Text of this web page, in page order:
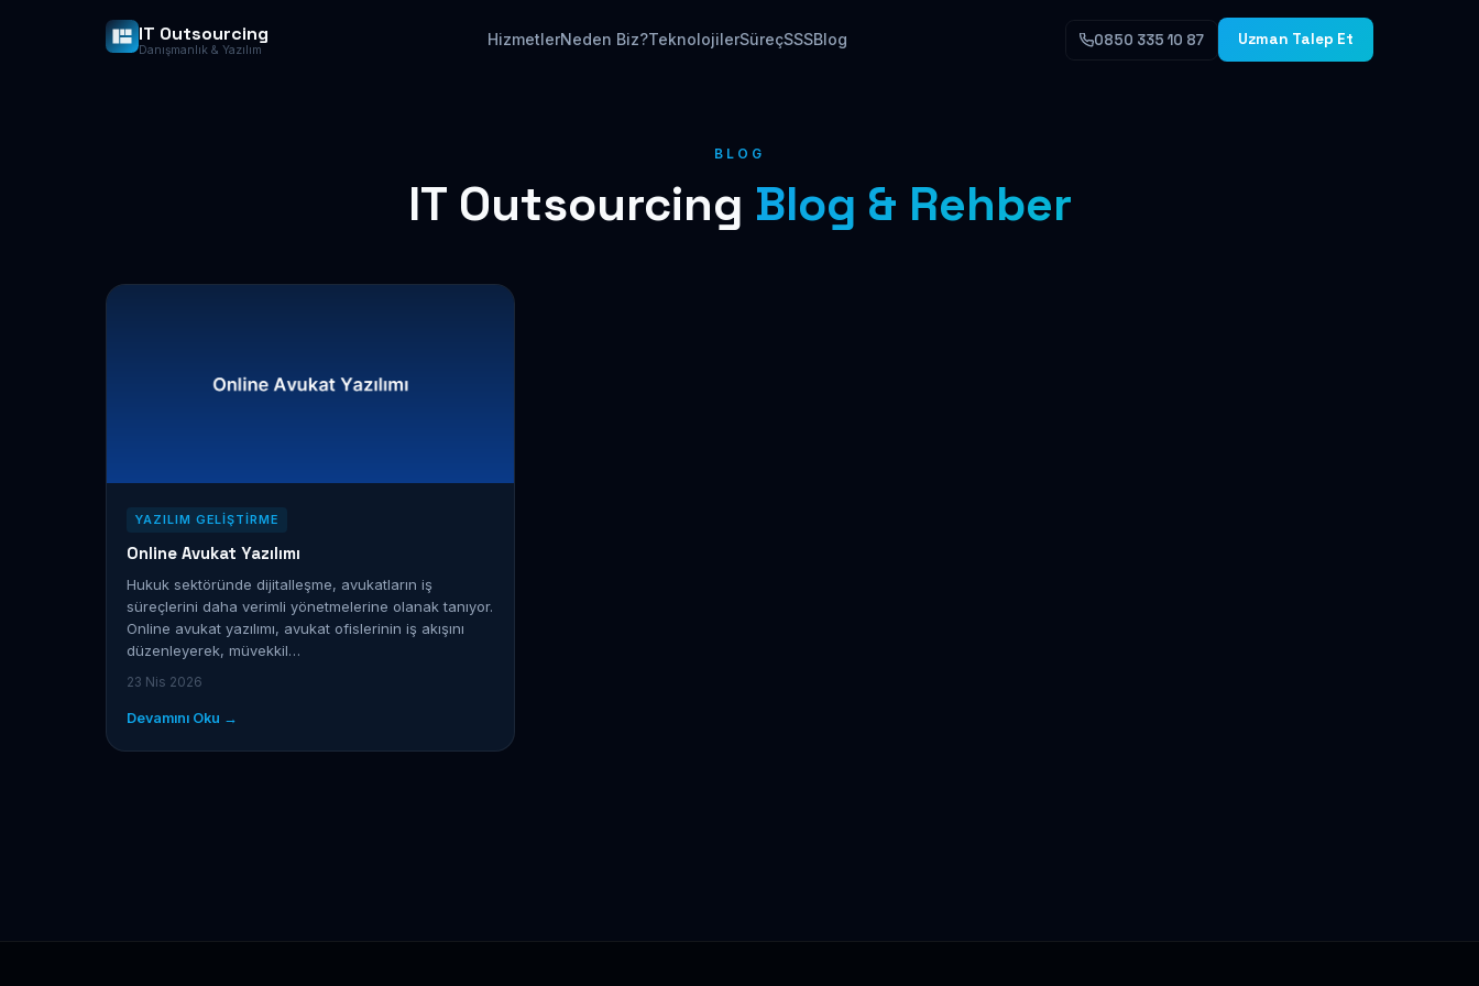
IT Outsourcing
Danışmanlık & Yazılım
HizmetlerNeden Biz?TeknolojilerSüreçSSSBlog 0850 335 10 87 Uzman Talep Et
BLOG
IT Outsourcing Blog & Rehber
YAZILIM GELIŞTIRME
Online Avukat Yazılımı
Hukuk sektöründe dijitalleşme, avukatların iş
süreçlerini daha verimli yönetmelerine olanak tanıyor.
Online avukat yazılımı, avukat ofislerinin iş akışını
düzenleyerek, müvekkil…
23 Nis 2026
Devamını Oku →